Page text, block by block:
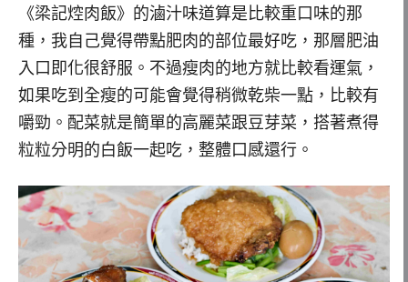
《梁記焢肉飯》的滷汁味道算是比較重口味的那
種，我自己覺得帶點肥肉的部位最好吃，那層肥油
入口即化很舒服。不過瘦肉的地方就比較看運氣，
如果吃到全瘦的可能會覺得稍微乾柴一點，比較有
嚼勁。配菜就是簡單的高麗菜跟豆芽菜，搭著煮得
粒粒分明的白飯一起吃，整體口感還行。